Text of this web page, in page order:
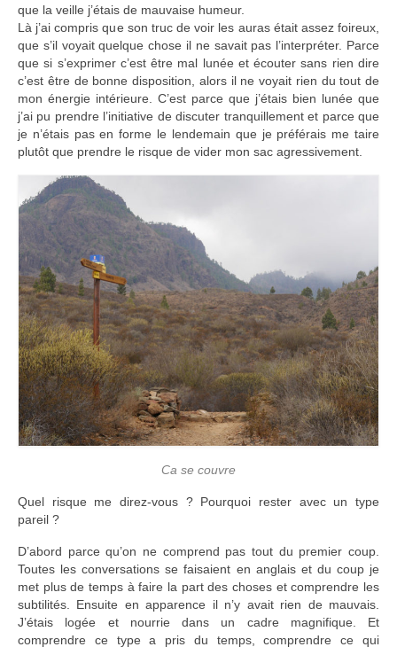
que la veille j’étais de mauvaise humeur.
Là j’ai compris que son truc de voir les auras était assez foireux,
que s’il voyait quelque chose il ne savait pas l’interpréter. Parce
que si s’exprimer c’est être mal lunée et écouter sans rien dire
c’est être de bonne disposition, alors il ne voyait rien du tout de
mon énergie intérieure. C’est parce que j’étais bien lunée que
j’ai pu prendre l’initiative de discuter tranquillement et parce que
je n’étais pas en forme le lendemain que je préférais me taire
plutôt que prendre le risque de vider mon sac agressivement.
Ca se couvre
Quel risque me direz-vous ? Pourquoi rester avec un type
pareil ?
D’abord parce qu’on ne comprend pas tout du premier coup.
Toutes les conversations se faisaient en anglais et du coup je
met plus de temps à faire la part des choses et comprendre les
subtilités. Ensuite en apparence il n’y avait rien de mauvais.
J’étais logée et nourrie dans un cadre magnifique. Et
comprendre ce type a pris du temps, comprendre ce qui